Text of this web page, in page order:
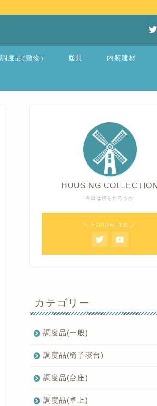
調度品(敷物) 庭具 内装建材
今日は何を作ろうか
HOUSING COLLECTION
＼ Follow me ／
カテゴリー
調度品(一般)
調度品(椅子寝台)
調度品(台座)
調度品(卓上)